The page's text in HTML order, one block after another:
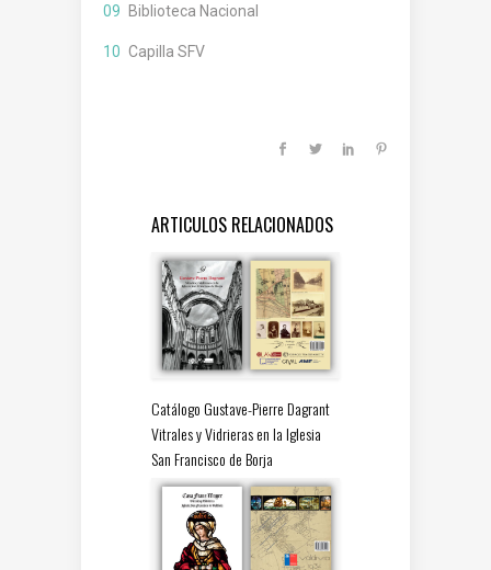
Biblioteca Nacional
Capilla SFV
ARTICULOS RELACIONADOS
Catálogo Gustave-Pierre Dagrant
Vitrales y Vidrieras en la Iglesia
San Francisco de Borja